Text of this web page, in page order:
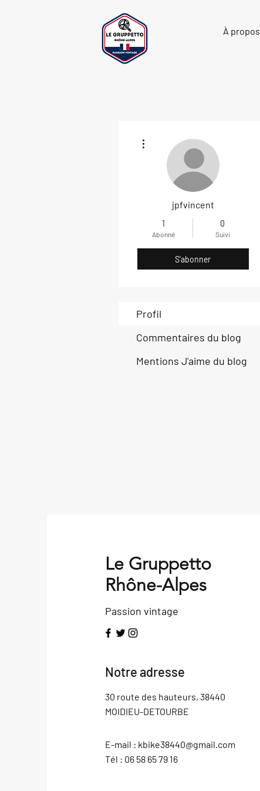
À propos
jpfvincent
1
Abonné
0
Suivi
S'abonner
Profil
Commentaires du blog
Mentions J'aime du blog
Le Gruppetto
Rhône-Alpes
Passion vintage
Notre adresse
30 route des hauteurs, 38440
MOIDIEU-DETOURBE
E-mail : kbike38440@gmail.com
Tél : 06 58 65 79 16